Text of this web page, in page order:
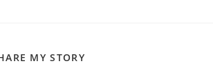
MY STORYSHARE